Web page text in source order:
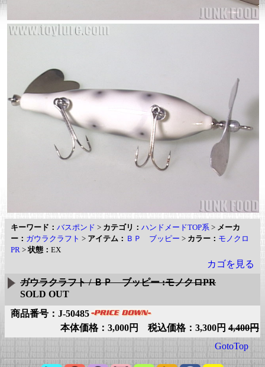
キーワード： バスポンド > カテゴリ： ハンドメードTOP系 > メーカ
ー： ガウラクラフト > アイテム： ＢＰ ブッピー > カラー： モノクロ
PR >状態： EX
カゴを見る
ガウラクラフト / ＢＰ ブッピー :モノクロPR
SOLD OUT
商品番号：J-50485
本体価格：3,000円 税込価格：3,300円 4,400円
GotoTop